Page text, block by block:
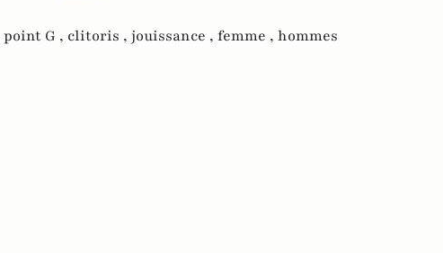
point G , clitoris , jouissance , femme , hommes